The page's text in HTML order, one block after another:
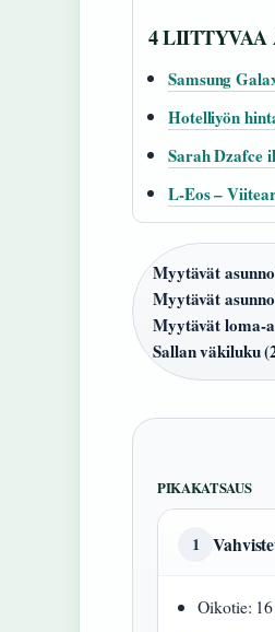
4
Samsung
Hotelliyön
Sarah Dzafce
L-Eos –
Myytävät
Myytävät
Myytävät loma-
Sallan väkiluku
PIKAKATSAUS
1
Oikotie: